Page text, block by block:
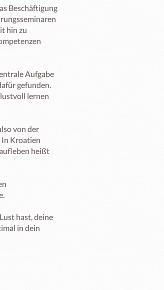
Beschäftigung
hin zu
Aufgabe
gefunden.
lernen
von der
In Kroatien
heißt
hast, deine
in dein